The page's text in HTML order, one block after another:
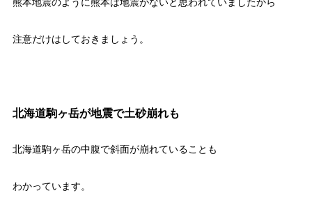
熊本地震のように熊本は地震がないと思われていましたから
注意だけはしておきましょう。
北海道駒ヶ岳が地震で土砂崩れも
北海道駒ヶ岳の中腹で斜面が崩れていることも
わかっています。